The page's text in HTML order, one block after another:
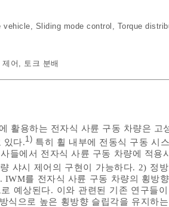
vehicle, Sliding mode control , Torque
어, 토크 분배
활용하는 전자식 사륜 구동 차량은 고
있다.1) 특히 휠 내부에 전동식 구동 시
들에서 전자식 사륜 구동 차량에 적용
샤시 제어의 구현이 가능하다. 2) 정
를 전자식 사륜 구동 차량의 횡방
예상된다. 이와 관련된 기존 연구들
으로 높은 횡방향 슬립각을 유지하